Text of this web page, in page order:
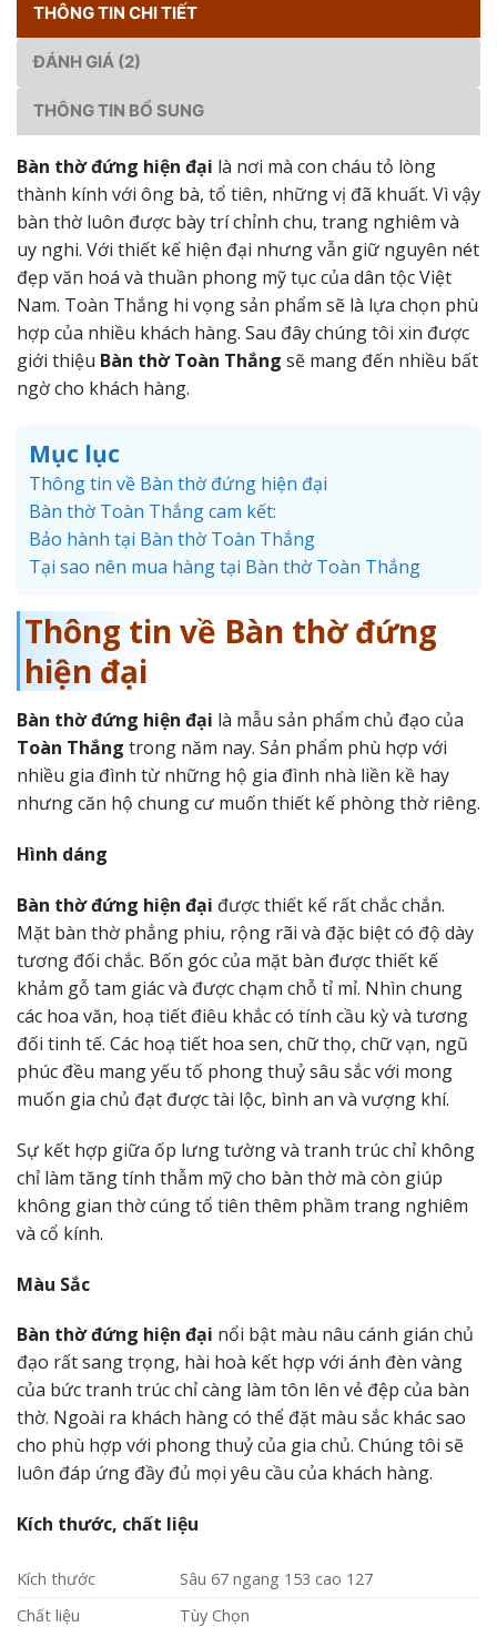
THÔNG TIN CHI TIẾT
ĐÁNH GIÁ (2)
THÔNG TIN BỔ SUNG
Bàn thờ đứng hiện đại là nơi mà con cháu tỏ lòng
thành kính với ông bà, tổ tiên, những vị đã khuất. Vì vậy
bàn thờ luôn được bày trí chỉnh chu, trang nghiêm và
uy nghi. Với thiết kế hiện đại nhưng vẫn giữ nguyên nét
đẹp văn hoá và thuần phong mỹ tục của dân tộc Việt
Nam. Toàn Thắng hi vọng sản phẩm sẽ là lựa chọn phù
hợp của nhiều khách hàng. Sau đây chúng tôi xin được
giới thiệu Bàn thờ Toàn Thắng sẽ mang đến nhiều bất
ngờ cho khách hàng.
Mục lục
Thông tin về Bàn thờ đứng hiện đại
Bàn thờ Toàn Thắng cam kết:
Bảo hành tại Bàn thờ Toàn Thắng
Tại sao nên mua hàng tại Bàn thờ Toàn Thắng
Thông tin về Bàn thờ đứng
hiện đại
Bàn thờ đứng hiện đại là mẫu sản phẩm chủ đạo của
Toàn Thắng trong năm nay. Sản phẩm phù hợp với
nhiều gia đình từ những hộ gia đình nhà liền kề hay
nhưng căn hộ chung cư muốn thiết kế phòng thờ riêng.
Hình dáng
Bàn thờ đứng hiện đại được thiết kế rất chắc chắn.
Mặt bàn thờ phẳng phiu, rộng rãi và đặc biệt có độ dày
tương đối chắc. Bốn góc của mặt bàn được thiết kế
khảm gỗ tam giác và được chạm chỗ tỉ mỉ. Nhìn chung
các hoa văn, hoạ tiết điêu khắc có tính cầu kỳ và tương
đối tinh tế. Các hoạ tiết hoa sen, chữ thọ, chữ vạn, ngũ
phúc đều mang yếu tố phong thuỷ sâu sắc với mong
muốn gia chủ đạt được tài lộc, bình an và vượng khí.
Sự kết hợp giữa ốp lưng tường và tranh trúc chỉ không
chỉ làm tăng tính thẫm mỹ cho bàn thờ mà còn giúp
không gian thờ cúng tổ tiên thêm phầm trang nghiêm
và cổ kính.
Màu Sắc
Bàn thờ đứng hiện đại nổi bật màu nâu cánh gián chủ
đạo rất sang trọng, hài hoà kết hợp với ánh đèn vàng
của bức tranh trúc chỉ càng làm tôn lên vẻ đệp của bàn
thờ. Ngoài ra khách hàng có thể đặt màu sắc khác sao
cho phù hợp với phong thuỷ của gia chủ. Chúng tôi sẽ
luôn đáp ứng đầy đủ mọi yêu cầu của khách hàng.
Kích thước, chất liệu
Kích thước
Sâu 67 ngang 153 cao 127
Chất liệu
Tùy Chọn